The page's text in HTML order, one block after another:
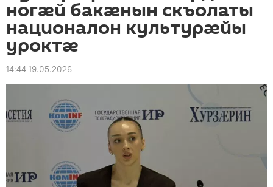
ногӕй бакӕнын скъолаты
националон культурӕйы
уроктӕ
14:44 19.05.2026